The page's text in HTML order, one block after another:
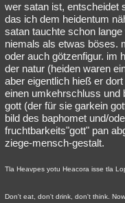
wer satan ist, entscheidet
das ich dem heidentum
satan tauchte schon
niemals als etwas böses.
oder auch götzenfigur. im
der natur (heiden waren
aber eigentlich hieß er
einen umkehrschluss und
gott (der für sie garkein
bild des baphomet und/
fruchtbarkeits"gott" pan
ziege-mensch-gestalt.
Tla Heavpes yotu Heacora isse tla
Don't eat, don't drink, don't think.